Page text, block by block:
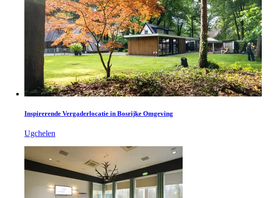
Inspirerende Vergaderlocatie in Bosrijke Omgeving
Ugchelen